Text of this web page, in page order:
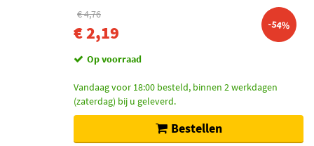
Lemförder (6)
Categorieën
Stabilisatorstang rubber (483)
Schokdemper montageset (5)
Motorsteun (2)
€ 4,76
€ 2,19 -54%
Op voorraad
Vandaag voor 18:00 besteld, binnen 2 werkdagen
(zaterdag) bij u geleverd.
Bestellen